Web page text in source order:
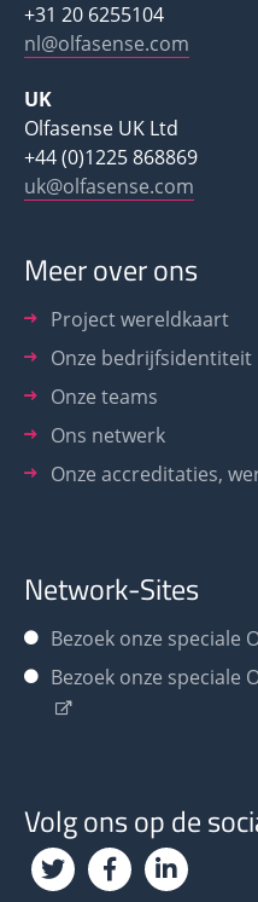
+31 20 6255104
nl@olfasense.com
UK
Olfasense UK Ltd
+44 (0)1225 868869
uk@olfasense.com
Meer over ons
Project wereldkaart
Onze bedrijfsidentiteit
Onze teams
Ons netwerk
Onze accreditaties,
Network-Sites
Bezoek onze speciale
Bezoek onze speciale
Volg ons op de